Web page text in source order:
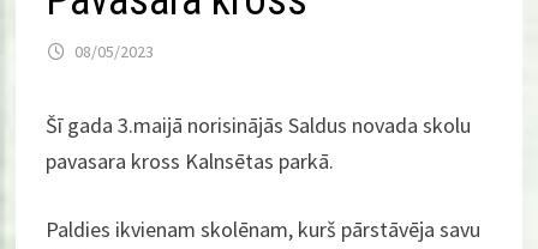
08/05/2023
Šī gada 3.maijā norisinājās Saldus novada skolu
pavasara kross Kalnsētas parkā.
Paldies ikvienam skolēnam, kurš pārstāvēja savu